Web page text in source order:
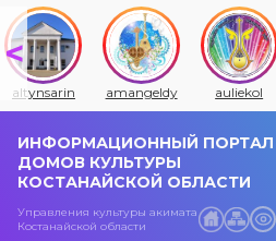
altynsarin amangeldy auliekol
ИНФОРМАЦИОННЫЙ ПОРТАЛ
ДОМОВ КУЛЬТУРЫ
КОСТАНАЙСКОЙ ОБЛАСТИ
Управления культуры акимата
Костанайской области